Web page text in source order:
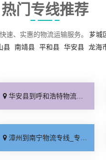
热门专线推荐
速、实惠的物流运输服务。 芗城
县 南靖县 平和县 华安县 龙海
华安县到呼和浩特物流专线_价位合理「定点发车」
漳州到南宁物流专线_专业靠谱「多久能到」